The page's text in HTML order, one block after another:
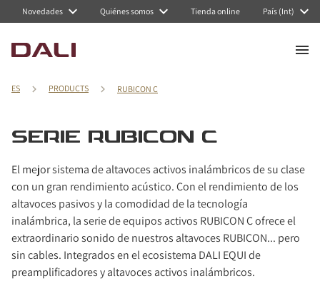
Novedades Quiénes somos Tienda online País (Int)
ES PRODUCTS RUBICON C
SERIE RUBICON C
El mejor sistema de altavoces activos inalámbricos de su clase
con un gran rendimiento acústico. Con el rendimiento de los
altavoces pasivos y la comodidad de la tecnología
inalámbrica, la serie de equipos activos RUBICON C ofrece el
extraordinario sonido de nuestros altavoces RUBICON... pero
sin cables. Integrados en el ecosistema DALI EQUI de
preamplificadores y altavoces activos inalámbricos.
Navigated to Serie RUBICON C